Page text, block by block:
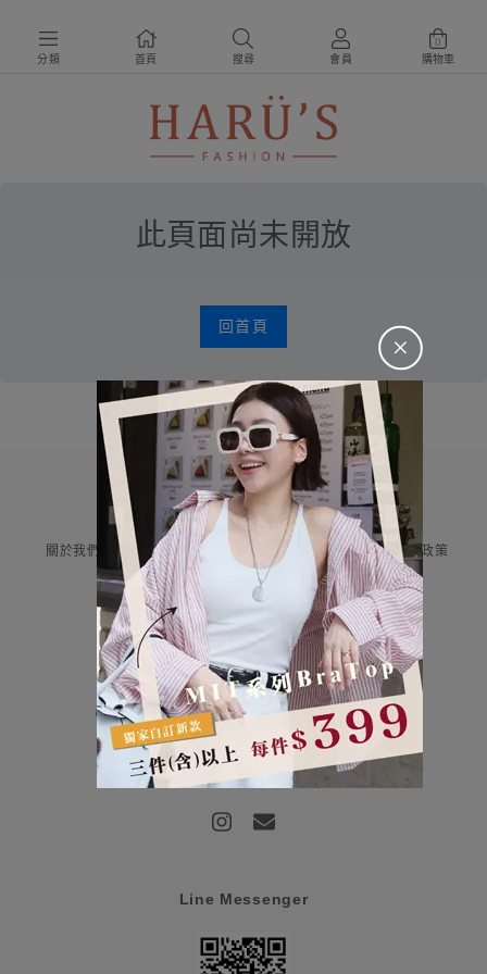
＋
分類 首頁 搜尋 會員 購物車
0
此頁面尚未開放
回首頁
Information
關於我們 付款與運送 售後服務 隱私權政策
Contact Us
評云有限公司 統編:85107159
營業時間：平日早上9:00-12:00/下午13:00-18:00
客服信箱：haru@haru-fashion.com
客服line：@doi0581j
Line Messenger